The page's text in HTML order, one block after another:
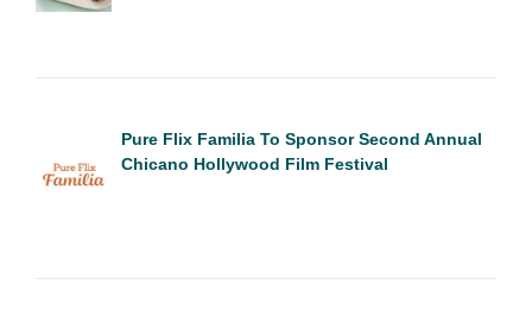
Pure Flix Familia To Sponsor Second Annual
Chicano Hollywood Film Festival